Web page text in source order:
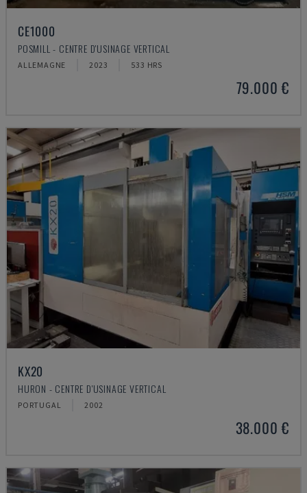
CE1000
POSMILL - CENTRE D'USINAGE VERTICAL
ALLEMAGNE 2023 533 HRS
79.000 €
KX20
HURON - CENTRE D'USINAGE VERTICAL
PORTUGAL 2002
38.000 €